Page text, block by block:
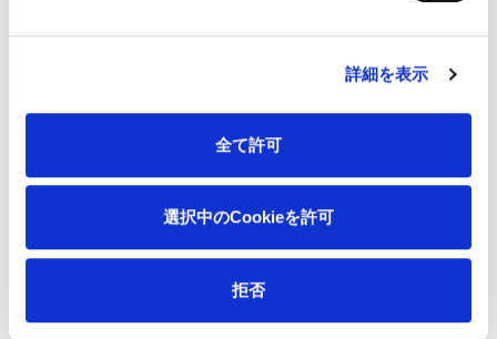
詳細を表示
全て許可
選択中のCookieを許可
拒否